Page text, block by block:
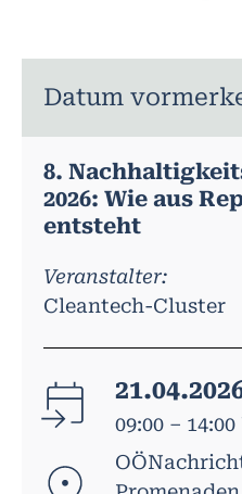
Datum
8.
2026: Wie aus
entsteht
Veranstalter:
Cleantech-Cluster
09:00 –